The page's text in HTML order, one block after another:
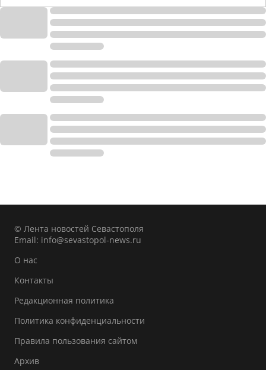
© Лента новостей Севастополя
Email: info@sevastopol-news.ru
О нас
Контакты
Редакционная политика
Политика конфиденциальности
Правила пользования сайтом
Архив